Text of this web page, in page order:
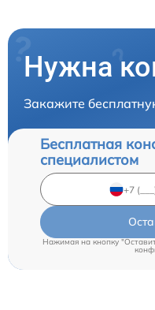
Нужна
Закажите
Бесплатная
специалистом
Нажимая на кнопку